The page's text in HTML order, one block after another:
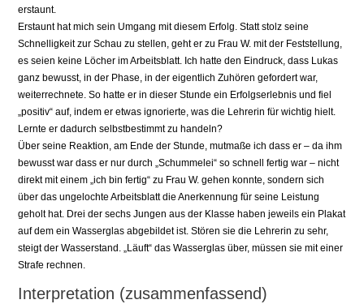
erstaunt.
Erstaunt hat mich sein Umgang mit diesem Erfolg. Statt stolz seine
Schnelligkeit zur Schau zu stellen, geht er zu Frau W. mit der Feststellung,
es seien keine Löcher im Arbeitsblatt. Ich hatte den Eindruck, dass Lukas
ganz bewusst, in der Phase, in der eigentlich Zuhören gefordert war,
weiterrechnete. So hatte er in dieser Stunde ein Erfolgserlebnis und fiel
„positiv“ auf, indem er etwas ignorierte, was die Lehrerin für wichtig hielt.
Lernte er dadurch selbstbestimmt zu handeln?
Über seine Reaktion, am Ende der Stunde, mutmaße ich dass er – da ihm
bewusst war dass er nur durch „Schummelei“ so schnell fertig war – nicht
direkt mit einem „ich bin fertig“ zu Frau W. gehen konnte, sondern sich
über das ungelochte Arbeitsblatt die Anerkennung für seine Leistung
geholt hat. Drei der sechs Jungen aus der Klasse haben jeweils ein Plakat
auf dem ein Wasserglas abgebildet ist. Stören sie die Lehrerin zu sehr,
steigt der Wasserstand. „Läuft“ das Wasserglas über, müssen sie mit einer
Strafe rechnen.
Interpretation (zusammenfassend)